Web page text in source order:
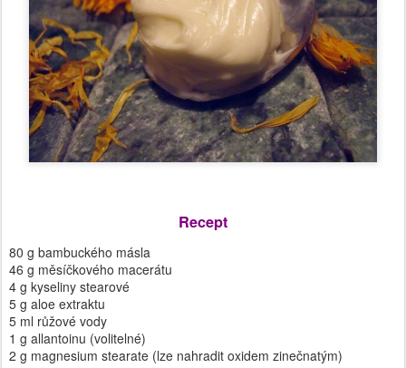
Recept
80 g bambuckého másla
46 g měsíčkového macerátu
4 g kyseliny stearové
5 g aloe extraktu
5 ml růžové vody
1 g allantoinu (volitelné)
2 g magnesium stearate (lze nahradit oxidem zinečnatým)